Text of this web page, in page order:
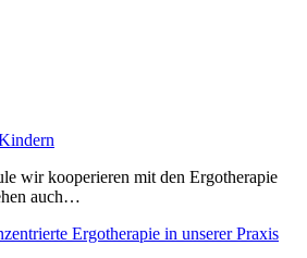
wir kooperieren mit den Ergotherapie
auch…
Ergotherapie in unserer Praxis